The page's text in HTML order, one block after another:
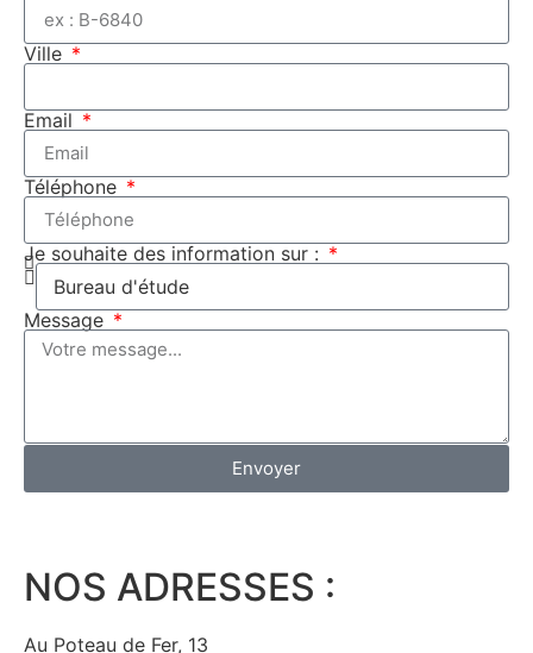
Ville
Email
Téléphone
Je souhaite des information sur :
Message
Envoyer
NOS ADRESSES :
Au Poteau de Fer, 13